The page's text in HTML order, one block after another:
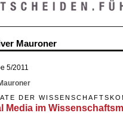
Mauroner
5/2011
DER
Media im